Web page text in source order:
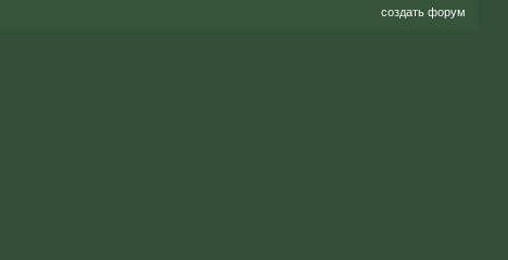
создать форум